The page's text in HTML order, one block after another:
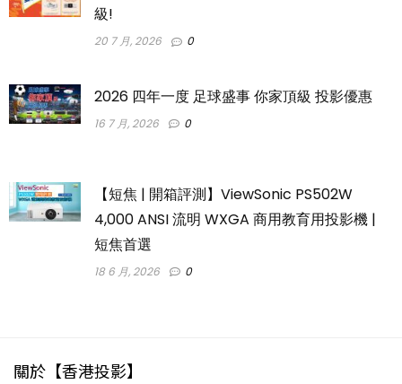
級!
20 7 月, 2026 0
2026 四年一度 足球盛事 你家頂級 投影優惠
16 7 月, 2026 0
【短焦 | 開箱評測】ViewSonic PS502W
4,000 ANSI 流明 WXGA 商用教育用投影機 |
短焦首選
18 6 月, 2026 0
關於【香港投影】